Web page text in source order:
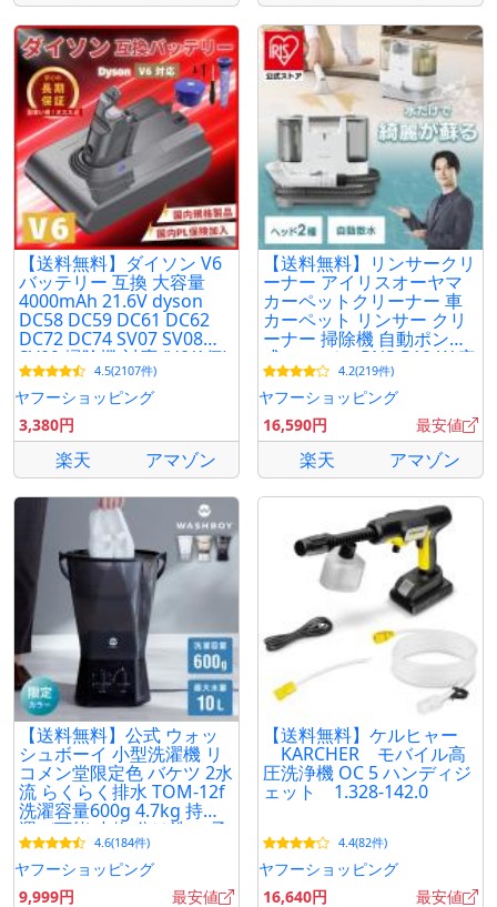
【送料無料】ダイソン V6
バッテリー 互換 大容量
4000mAh 21.6V dyson
DC58 DC59 DC61 DC62
DC72 DC74 SV07 SV08
SV09 掃除機 対応 (V6/1個)
4.5(2107件)
ヤフーショッピング
3,380円
楽天 アマゾン
【送料無料】リンサークリ
ーナー アイリスオーヤマ
カーペットクリーナー 車
カーペット リンサー クリ
ーナー 掃除機 自動ポンプ
式 ハンディ RNS-P10-W 安
心延長保証対象
4.2(219件)
ヤフーショッピング
16,590円
最安値
楽天 アマゾン
【送料無料】公式 ウォッ
シュボーイ 小型洗濯機 リ
コメン堂限定色 バケツ 2水
流 らくらく排水 TOM-12f
洗濯容量600g 4.7kg 持ち
運び可能 小物 分け洗い 予
洗い 4.6(184件)
ヤフーショッピング
9,999円
最安値
【送料無料】ケルヒャー
KARCHER モバイル高
圧洗浄機 OC 5 ハンディジ
ェット 1.328-142.0
4.4(82件)
ヤフーショッピング
16,640円
最安値